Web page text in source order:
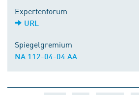
Expertenforum
URL
Spiegelgremium
NA 112-04-04 AA